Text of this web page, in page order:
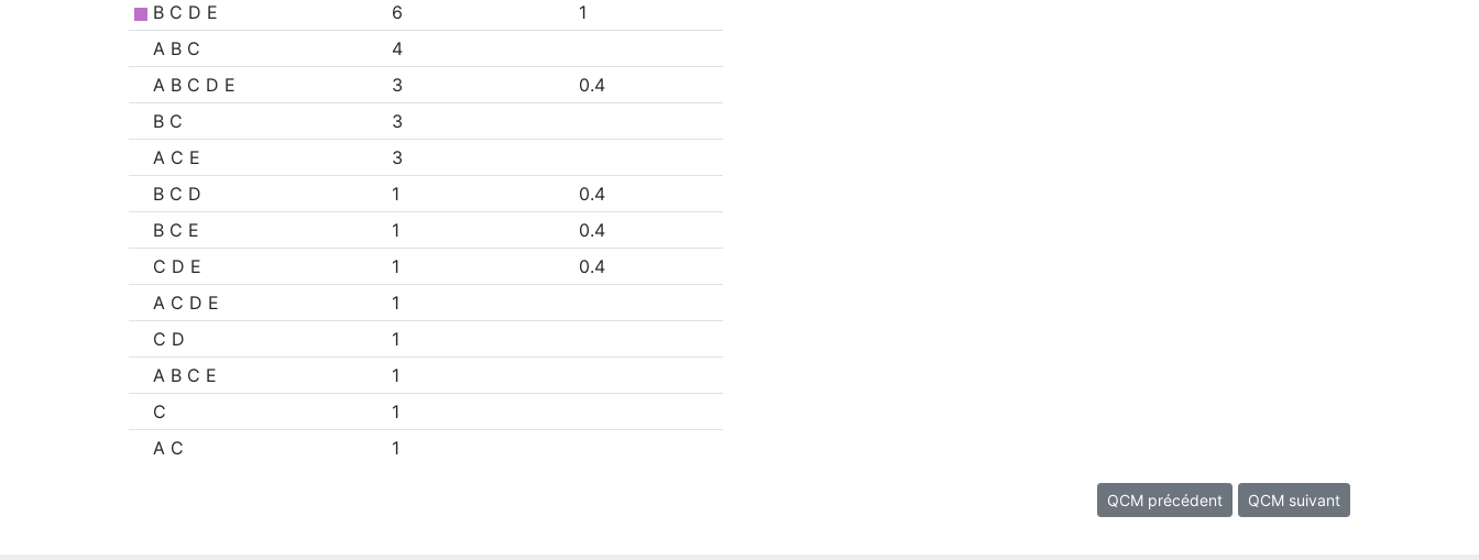
B C D E
6
1
A B C
4
A B C D E
3
0.4
B C
3
A C E
3
B C D
1
0.4
B C E
1
0.4
C D E
1
0.4
A C D E
1
C D
1
A B C E
1
C
1
A C
1
QCM précédent QCM suivant